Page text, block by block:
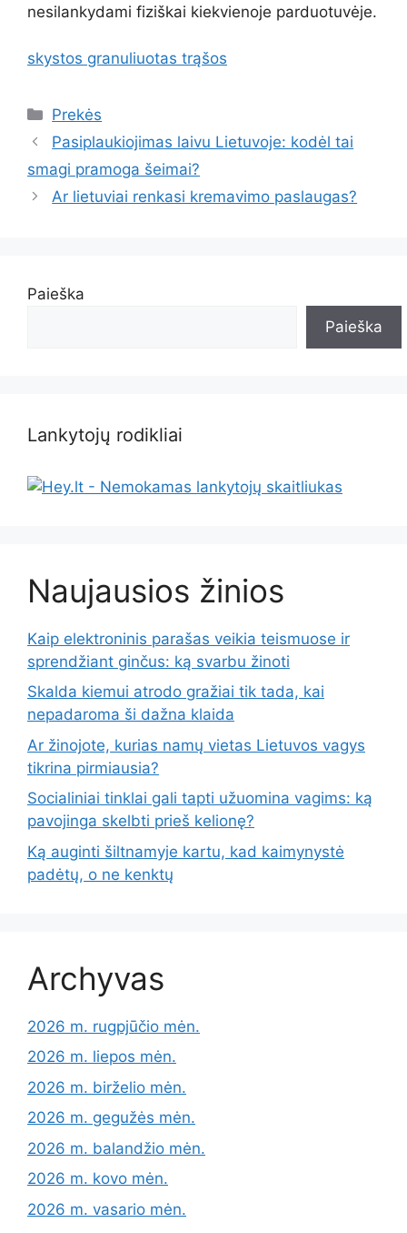
nesilankydami fiziškai kiekvienoje parduotuvėje.
skystos granuliuotas trąšos
Kategorijos
Prekės
Pasiplaukiojimas laivu Lietuvoje: kodėl tai
smagi pramoga šeimai?
Ar lietuviai renkasi kremavimo paslaugas?
Paieška
Paieška
Lankytojų rodikliai
Naujausios žinios
Kaip elektroninis parašas veikia teismuose ir
sprendžiant ginčus: ką svarbu žinoti
Skalda kiemui atrodo gražiai tik tada, kai
nepadaroma ši dažna klaida
Ar žinojote, kurias namų vietas Lietuvos vagys
tikrina pirmiausia?
Socialiniai tinklai gali tapti užuomina vagims: ką
pavojinga skelbti prieš kelionę?
Ką auginti šiltnamyje kartu, kad kaimynystė
padėtų, o ne kenktų
Archyvas
2026 m. rugpjūčio mėn.
2026 m. liepos mėn.
2026 m. birželio mėn.
2026 m. gegužės mėn.
2026 m. balandžio mėn.
2026 m. kovo mėn.
2026 m. vasario mėn.